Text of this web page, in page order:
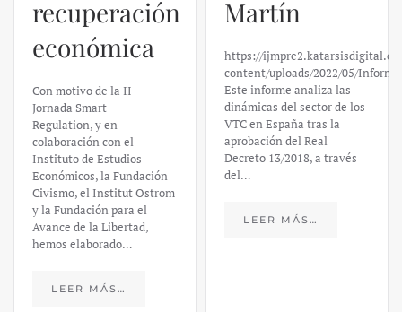
Martín
https://ijmpre2.katarsisdigital.com/wp-
content/uploads/2022/05/Informe_sobre_las_VTC.pdf
Este informe analiza las
dinámicas del sector de los
VTC en España tras la
aprobación del Real
Decreto 13/2018, a través
del…
LEER MÁS…
Silicon
Valley Bank:
un análisis
financiero –
Daniel
Fernández